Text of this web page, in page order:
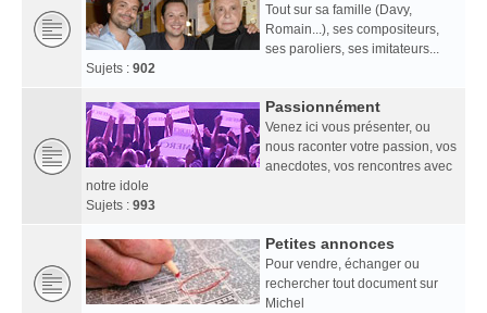
Tout sur sa famille (Davy,
Romain...), ses compositeurs,
ses paroliers, ses imitateurs...
Sujets : 902
Passionnément
Venez ici vous présenter, ou
nous raconter votre passion, vos
anecdotes, vos rencontres avec
notre idole
Sujets : 993
Petites annonces
Pour vendre, échanger ou
rechercher tout document sur
Michel